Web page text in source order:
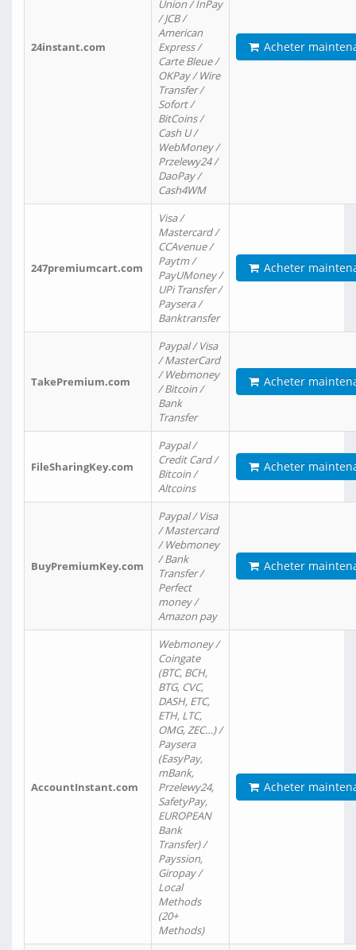
24instant.com
Union / InPay
/ JCB /
American
Express /
Carte Bleue /
OKPay / Wire
Transfer /
Sofort /
BitCoins /
Cash U /
WebMoney /
Przelewy24 /
DaoPay /
Cash4WM
Acheter
247premiumcart.com
Visa /
Mastercard /
CCAvenue /
Paytm /
PayUMoney /
UPi Transfer /
Paysera /
Banktransfer
Acheter
TakePremium.com
Paypal / Visa
/ MasterCard
/ Webmoney
/ Bitcoin /
Bank
Transfer
Acheter
FileSharingKey.com
Paypal /
Credit Card /
Bitcoin /
Altcoins
Acheter
BuyPremiumKey.com
Paypal / Visa
/ Mastercard
/ Webmoney
/ Bank
Transfer /
Perfect
money /
Amazon pay
Acheter
AccountInstant.com
Webmoney /
Coingate
(BTC, BCH,
BTG, CVC,
DASH, ETC,
ETH, LTC,
OMG, ZEC…) /
Paysera
(EasyPay,
mBank,
Przelewy24,
SafetyPay,
EUROPEAN
Bank
Transfer) /
Payssion,
Giropay /
Local
Methods
(20+
Methods)
Acheter